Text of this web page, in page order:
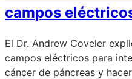
campos
El Dr. Andrew Coveler
campos eléctricos para
cáncer de páncreas y